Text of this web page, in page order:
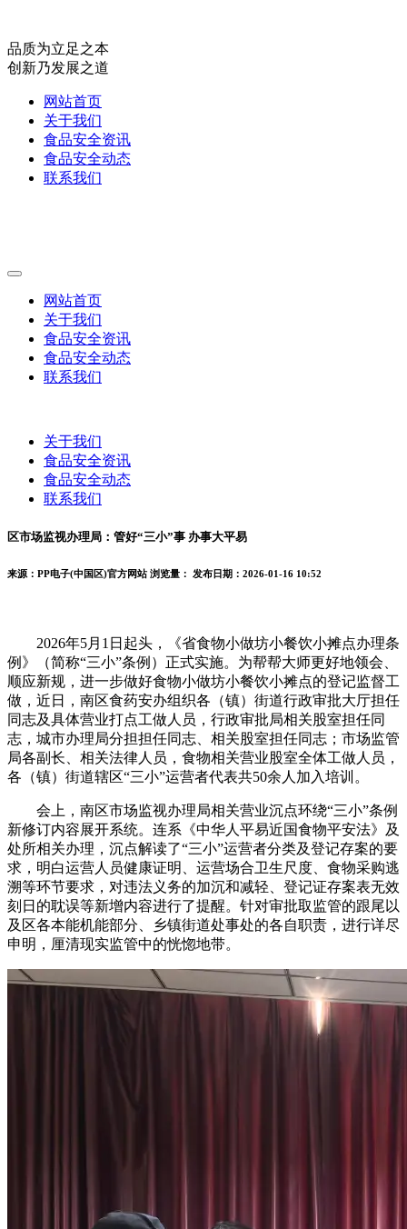
品质为立足之本
创新乃发展之道
网站首页
关于我们
食品安全资讯
食品安全动态
联系我们
网站首页
关于我们
食品安全资讯
食品安全动态
联系我们
关于我们
食品安全资讯
食品安全动态
联系我们
区市场监视办理局：管好“三小”事 办事大平易
来源：PP电子(中国区)官方网站 浏览量： 发布日期：2026-01-16 10:52
2026年5月1日起头，《省食物小做坊小餐饮小摊点办理条
例》（简称“三小”条例）正式实施。为帮帮大师更好地领会、
顺应新规，进一步做好食物小做坊小餐饮小摊点的登记监督工
做，近日，南区食药安办组织各（镇）街道行政审批大厅担任
同志及具体营业打点工做人员，行政审批局相关股室担任同
志，城市办理局分担担任同志、相关股室担任同志；市场监管
局各副长、相关法律人员，食物相关营业股室全体工做人员，
各（镇）街道辖区“三小”运营者代表共50余人加入培训。
会上，南区市场监视办理局相关营业沉点环绕“三小”条例
新修订内容展开系统。连系《中华人平易近国食物平安法》及
处所相关办理，沉点解读了“三小”运营者分类及登记存案的要
求，明白运营人员健康证明、运营场合卫生尺度、食物采购逃
溯等环节要求，对违法义务的加沉和减轻、登记证存案表无效
刻日的耽误等新增内容进行了提醒。针对审批取监管的跟尾以
及区各本能机能部分、乡镇街道处事处的各自职责，进行详尽
申明，厘清现实监管中的恍惚地带。